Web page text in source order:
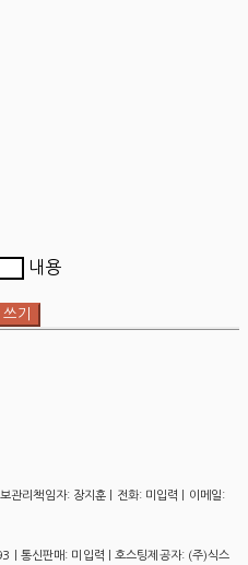
내용
기
관리책임자: 장지훈 | 전화: 미입력 | 이메일:
| 통신판매: 미입력 | 호스팅제공자: (주)식스